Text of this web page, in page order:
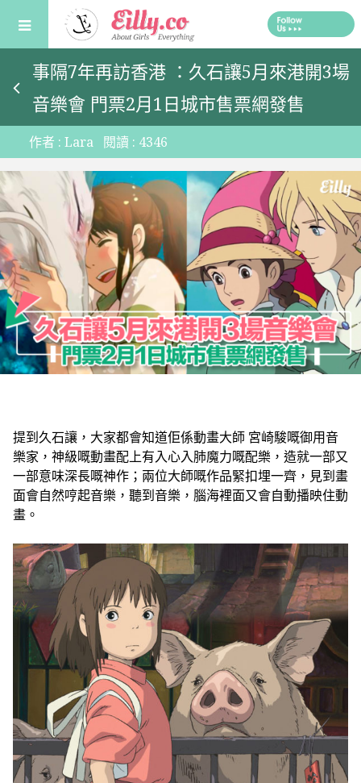
content
事隔7年再訪香港 ：久石讓5月來港開3場
音樂會 門票2月1日城市售票網發售
作者 : Lara 閱讀 : 4346
提到久石讓，大家都會知道佢係動畫大師 宮崎駿嘅御用音
樂家，神級嘅動畫配上有入心入肺魔力嘅配樂，造就一部又
一部意味深長嘅神作；兩位大師嘅作品緊扣埋一齊，見到畫
面會自然哼起音樂，聽到音樂，腦海裡面又會自動播映住動
畫。